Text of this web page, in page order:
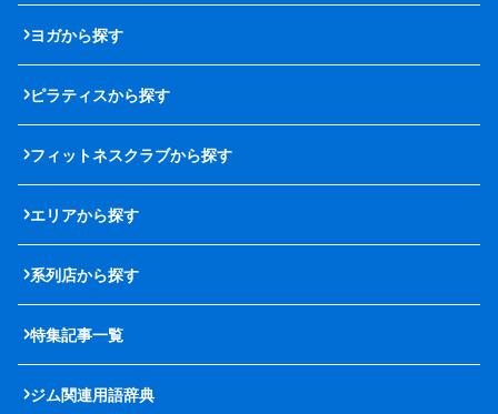
ヨガから探す
ピラティスから探す
フィットネスクラブから探す
エリアから探す
系列店から探す
特集記事一覧
ジム関連用語辞典